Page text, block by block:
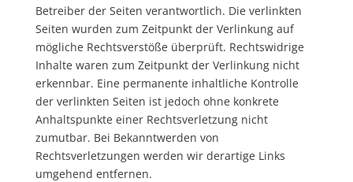
Betreiber der Seiten verantwortlich. Die verlinkten
Seiten wurden zum Zeitpunkt der Verlinkung auf
mögliche Rechtsverstöße überprüft. Rechtswidrige
Inhalte waren zum Zeitpunkt der Verlinkung nicht
erkennbar. Eine permanente inhaltliche Kontrolle
der verlinkten Seiten ist jedoch ohne konkrete
Anhaltspunkte einer Rechtsverletzung nicht
zumutbar. Bei Bekanntwerden von
Rechtsverletzungen werden wir derartige Links
umgehend entfernen.